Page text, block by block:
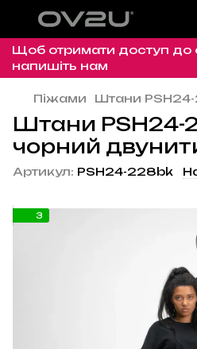
Щоб отримати доступ до
напишіть нам
Піжами Штани
Штани PSH24-
чорний
Артикул: PSH24-228bk
3